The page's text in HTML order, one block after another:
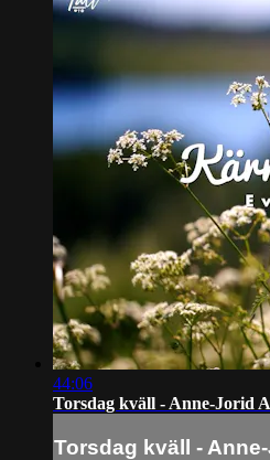
44:06
Torsdag kväll - Anne-Jorid
Torsdag kväll -